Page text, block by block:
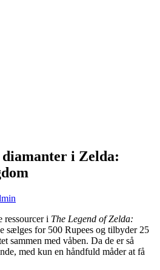
i Zelda:
ressourcer i The Legend of Zelda:
sælges for 500 Rupees og tilbyder 25
sammen med våben. Da de er så
med kun en håndfuld måder at få